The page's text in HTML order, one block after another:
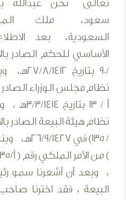
تعالى نحن عبدالله
سعود، ملك
السعودية، بعد
الأساسي للحكم الصادر
/90 بتاريخ
نظام مجلس الوزراء الصادر
أ / 13
نظام هيئة البيعة الصادر
/ 135) في 26/
، وبعد أن أشعرنا سمو
البيعة ، فقد اخترنا